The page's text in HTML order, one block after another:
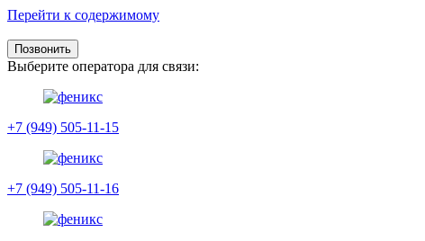
Перейти к содержимому
Позвонить
Выберите оператора для связи:
+7 (949) 505-11-15
+7 (949) 505-11-16